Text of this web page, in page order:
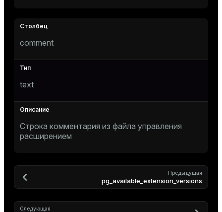
comment
text
Строка комментария из файла управления
расширением
Предыдущая
pg_available_extension_versions
Следующая